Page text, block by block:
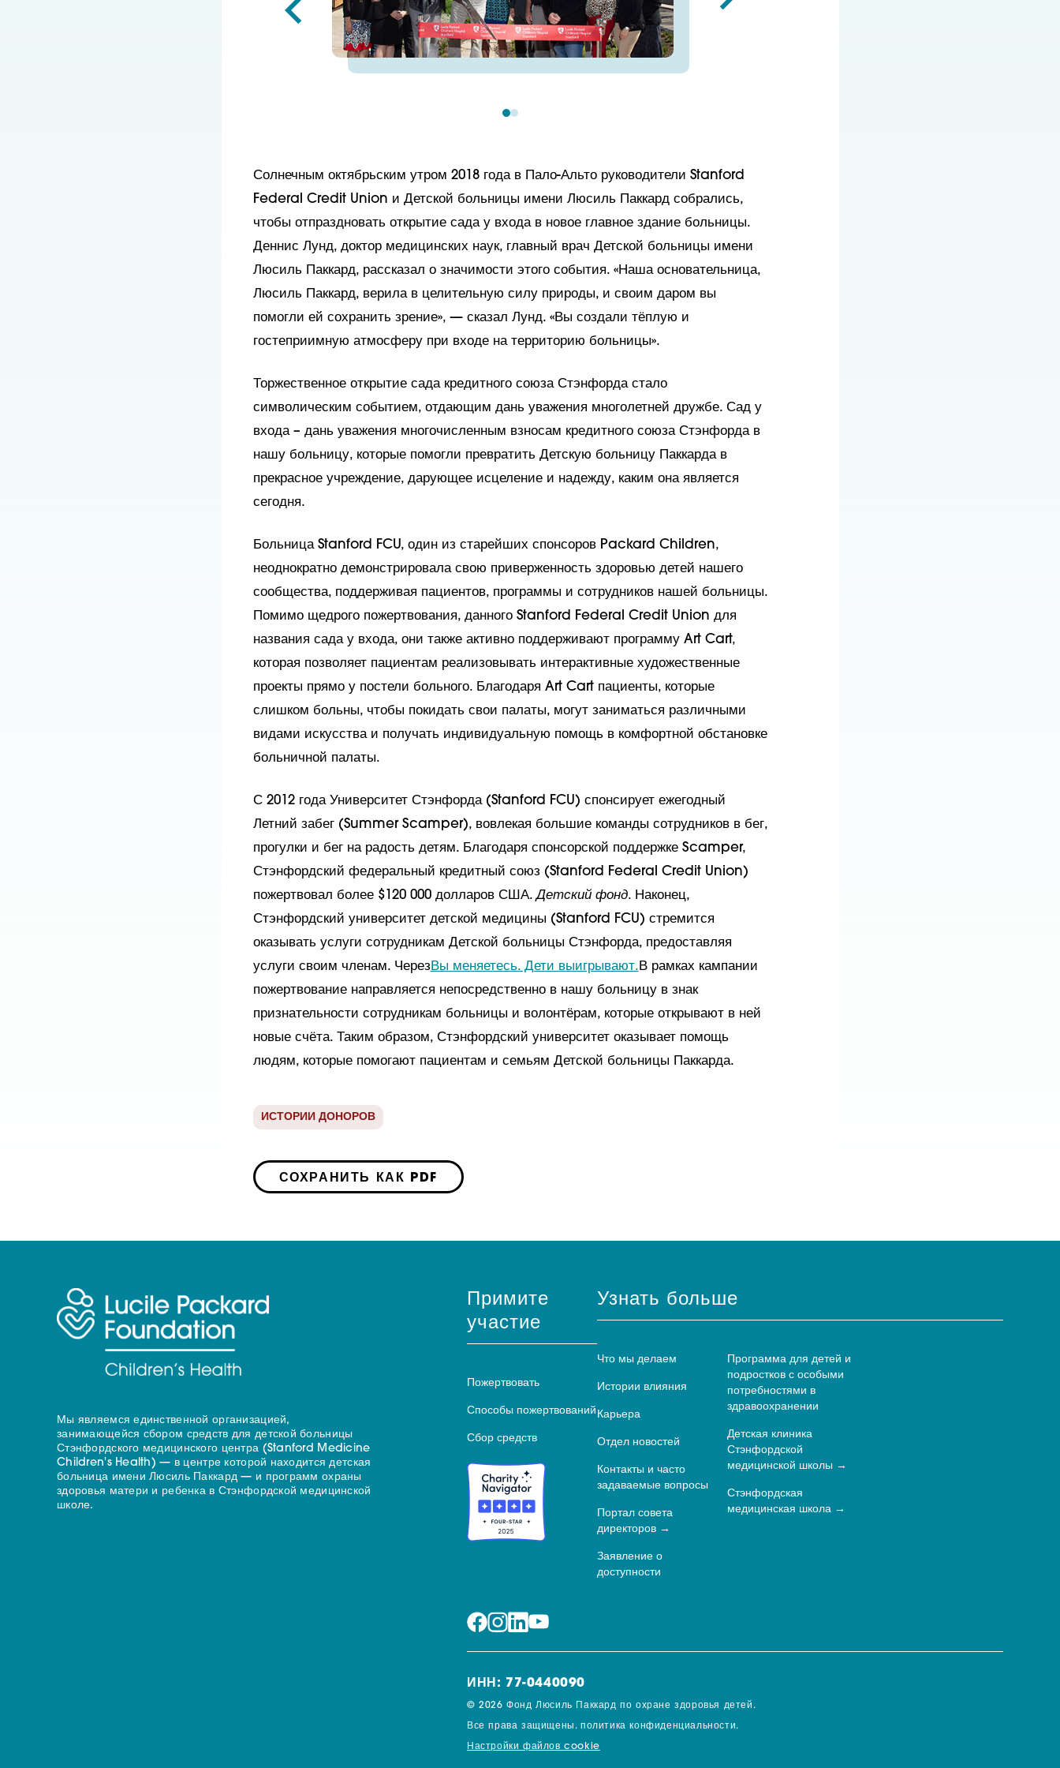
Солнечным октябрьским утром 2018 года в Пало-Альто руководители Stanford
Federal Credit Union и Детской больницы имени Люсиль Паккард собрались,
чтобы отпраздновать открытие сада у входа в новое главное здание больницы.
Деннис Лунд, доктор медицинских наук, главный врач Детской больницы имени
Люсиль Паккард, рассказал о значимости этого события. «Наша основательница,
Люсиль Паккард, верила в целительную силу природы, и своим даром вы
помогли ей сохранить зрение», — сказал Лунд. «Вы создали тёплую и
гостеприимную атмосферу при входе на территорию больницы».
Торжественное открытие сада кредитного союза Стэнфорда стало
символическим событием, отдающим дань уважения многолетней дружбе. Сад у
входа – дань уважения многочисленным взносам кредитного союза Стэнфорда в
нашу больницу, которые помогли превратить Детскую больницу Паккарда в
прекрасное учреждение, дарующее исцеление и надежду, каким она является
сегодня.
Больница Stanford FCU, один из старейших спонсоров Packard Children,
неоднократно демонстрировала свою приверженность здоровью детей нашего
сообщества, поддерживая пациентов, программы и сотрудников нашей больницы.
Помимо щедрого пожертвования, данного Stanford Federal Credit Union для
названия сада у входа, они также активно поддерживают программу Art Cart,
которая позволяет пациентам реализовывать интерактивные художественные
проекты прямо у постели больного. Благодаря Art Cart пациенты, которые
слишком больны, чтобы покидать свои палаты, могут заниматься различными
видами искусства и получать индивидуальную помощь в комфортной обстановке
больничной палаты.
С 2012 года Университет Стэнфорда (Stanford FCU) спонсирует ежегодный
Летний забег (Summer Scamper), вовлекая большие команды сотрудников в бег,
прогулки и бег на радость детям. Благодаря спонсорской поддержке Scamper,
Стэнфордский федеральный кредитный союз (Stanford Federal Credit Union)
пожертвовал более $120 000 долларов США.Детский фонд. Наконец,
Стэнфордский университет детской медицины (Stanford FCU) стремится
оказывать услуги сотрудникам Детской больницы Стэнфорда, предоставляя
услуги своим членам. ЧерезВы меняетесь. Дети выигрывают. В рамках кампании
пожертвование направляется непосредственно в нашу больницу в знак
признательности сотрудникам больницы и волонтёрам, которые открывают в ней
новые счёта. Таким образом, Стэнфордский университет оказывает помощь
людям, которые помогают пациентам и семьям Детской больницы Паккарда.
ИСТОРИИ ДОНОРОВ
СОХРАНИТЬ КАК PDF
Мы являемся единственной организацией,
занимающейся сбором средств для детской больницы
Стэнфордского медицинского центра (Stanford Medicine
Children's Health) — в центре которой находится детская
больница имени Люсиль Паккард — и программ охраны
здоровья матери и ребенка в Стэнфордской медицинской
школе.
Примите
участие
Пожертвовать
Способы пожертвований
Сбор средств
Узнать больше
Что мы делаем
Истории влияния
Карьера
Отдел новостей
Контакты и часто
задаваемые вопросы
Портал совета
директоров
Заявление о
доступности
Программа для детей и
подростков с особыми
потребностями в
здравоохранении
Детская клиника
Стэнфордской
медицинской школы
Стэнфордская
медицинская школа
ИНН: 77-0440090
© 2026 Фонд Люсиль Паккард по охране здоровья детей.
Все права защищены. политика конфиденциальности.
Настройки файлов cookie